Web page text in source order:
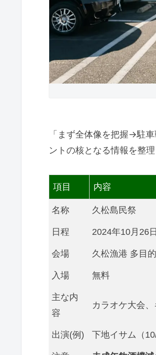
「まず全体像を把握→駐
ントの核となる情報を整理
項目 内容
名称 久松島民祭
日程 2024年10月26
会場 久松漁港 多目
入場 無料
主な内
容
カラオケ大会
出演(例) 下地イサム（